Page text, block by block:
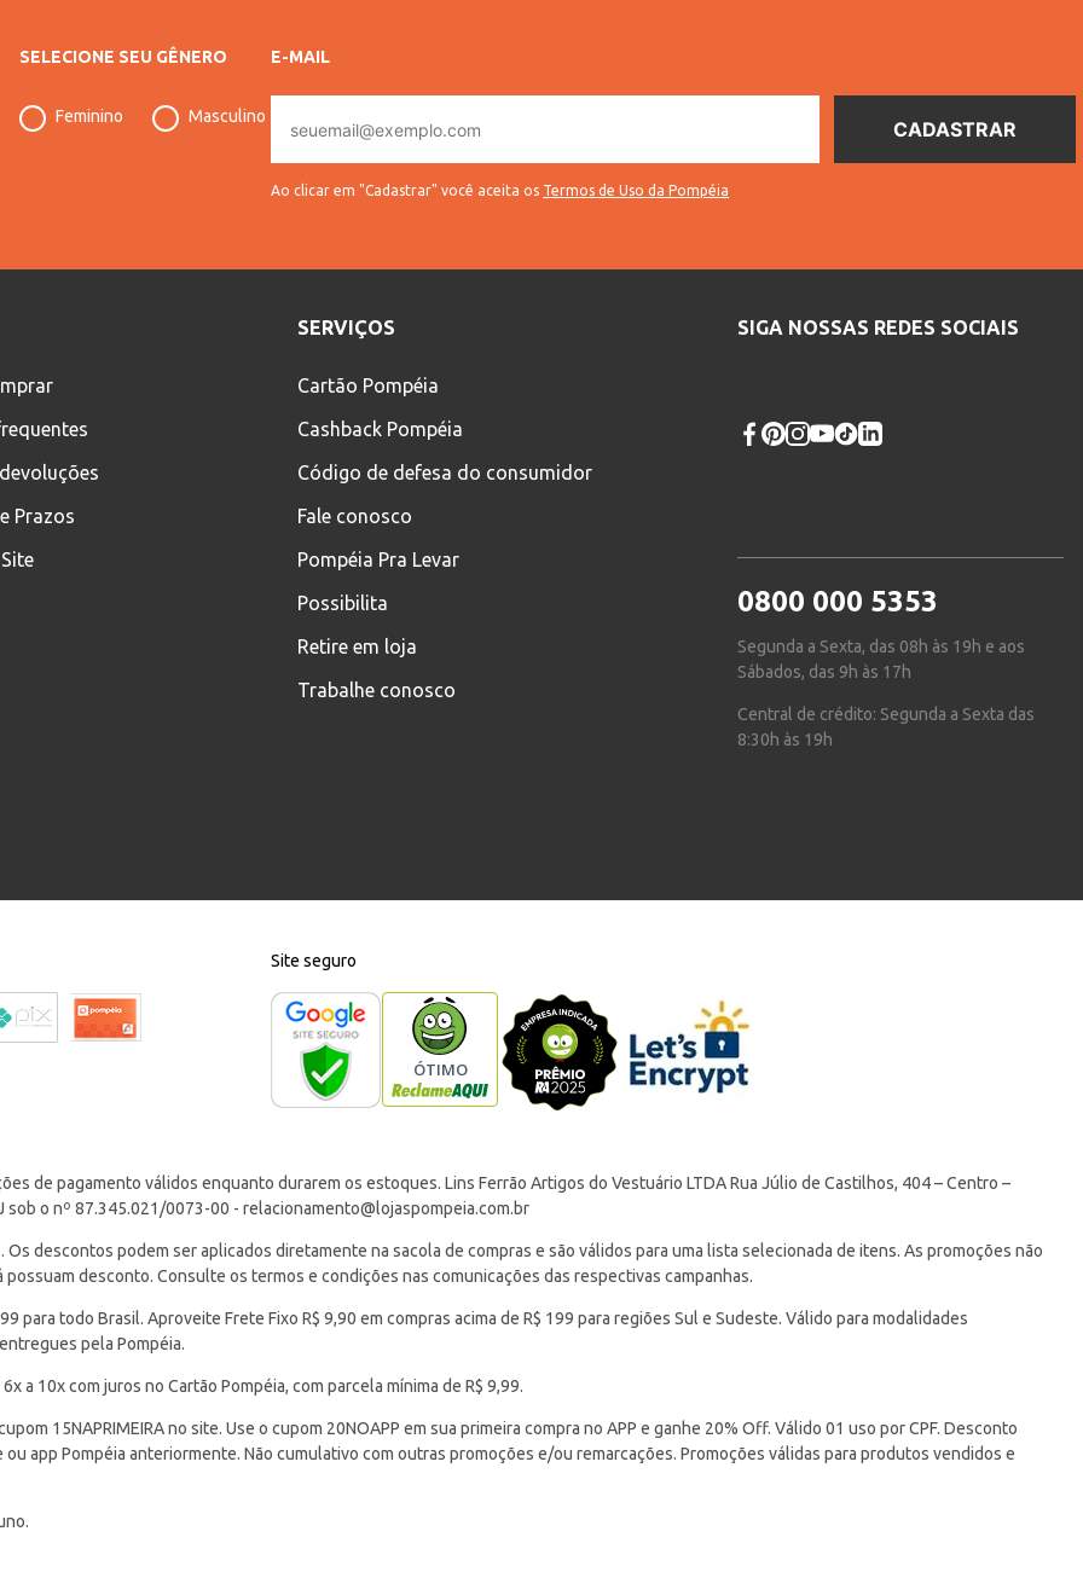
SELECIONE SEU GÊNERO
Feminino Masculino
E-MAIL
mail
Ao clicar em "Cadastrar" você aceita os Termos de Uso da Pompéia
Prazos
SERVIÇOS
Cartão Pompéia
Cashback Pompéia
Código de defesa do consumidor
Fale conosco
Pompéia Pra Levar
Possibilita
Retire em loja
Trabalhe conosco
SIGA NOSSAS REDES SOCIAIS
0800 000 5353
Segunda a Sexta, das 08h às 19h e aos
Sábados, das 9h às 17h
Central de crédito: Segunda a Sexta das
8:30h às 19h
Site seguro
de pagamento válidos enquanto durarem os estoques. Lins Ferrão Artigos do Vestuário LTDA Rua Júlio de Castilhos, 404 – Centro –
sob o nº 87.345.021/0073-00 - relacionamento@lojaspompeia.com.br
descontos podem ser aplicados diretamente na sacola de compras e são válidos para uma lista selecionada de itens. As promoções não
desconto. Consulte os termos e condições nas comunicações das respectivas campanhas.
para todo Brasil. Aproveite Frete Fixo R$ 9,90 em compras acima de R$ 199 para regiões Sul e Sudeste. Válido para modalidades
pela Pompéia.
a 10x com juros no Cartão Pompéia, com parcela mínima de R$ 9,99.
15NAPRIMEIRA no site. Use o cupom 20NOAPP em sua primeira compra no APP e ganhe 20% Off. Válido 01 uso por CPF. Desconto
app Pompéia anteriormente. Não cumulativo com outras promoções e/ou remarcações. Promoções válidas para produtos vendidos e